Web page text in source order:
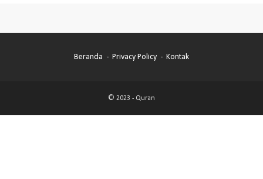
Beranda Privacy Policy Kontak
© 2023 - Quran